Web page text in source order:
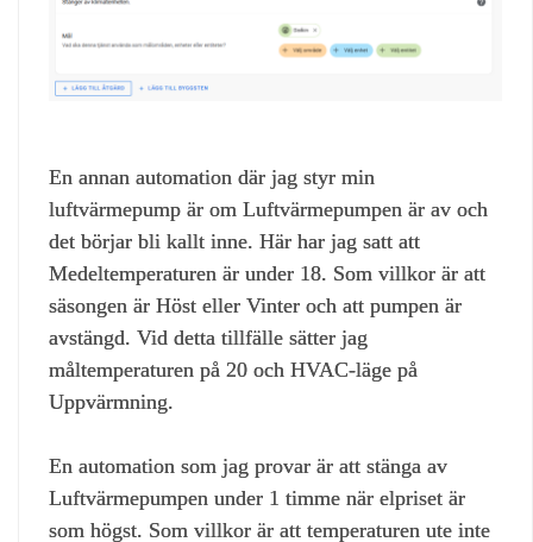
En annan automation där jag styr min
luftvärmepump är om Luftvärmepumpen är av och
det börjar bli kallt inne. Här har jag satt att
Medeltemperaturen är under 18. Som villkor är att
säsongen är Höst eller Vinter och att pumpen är
avstängd. Vid detta tillfälle sätter jag
måltemperaturen på 20 och HVAC-läge på
Uppvärmning.
En automation som jag provar är att stänga av
Luftvärmepumpen under 1 timme när elpriset är
som högst. Som villkor är att temperaturen ute inte